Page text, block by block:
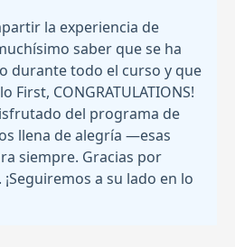
la experiencia de
saber que se ha
durante todo el curso y que
CONGRATULATIONS!
del programa de
llena de alegría —esas
siempre. Gracias por
a su lado en lo